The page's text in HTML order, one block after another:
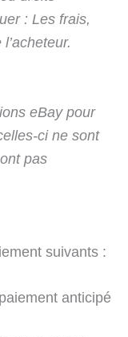
: Les frais,
eBay pour
ci ne sont
pas
suivants :
anticipé